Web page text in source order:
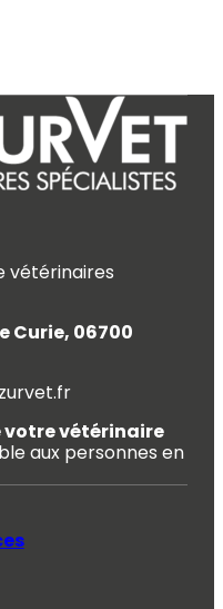
vétérinaires
Curie, 06700
votre vétérinaire
aux personnes en